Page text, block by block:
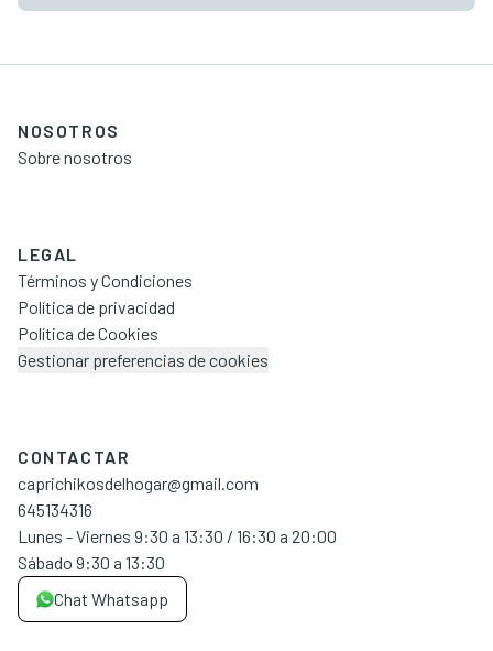
NOSOTROS
Sobre nosotros
LEGAL
Términos y Condiciones
Política de privacidad
Política de Cookies
Gestionar preferencias de cookies
CONTACTAR
caprichikosdelhogar@gmail.com
645134316
Lunes - Viernes 9:30 a 13:30 / 16:30 a 20:00
Sábado 9:30 a 13:30
Chat Whatsapp